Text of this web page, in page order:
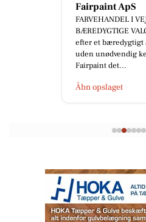
Fairpaint ApS
FARVEHANDEL I
BÆREDYGTIGE
efter et bæredygtigt
uden unødvendig
Fairpaint det...
Åbn opslaget